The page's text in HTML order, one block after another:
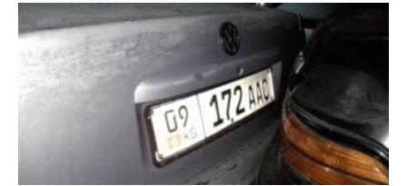
Новости